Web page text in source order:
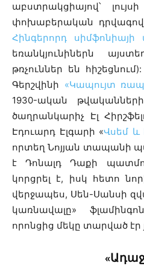
աբստրակցիայով՝
փոխաբերական
Հինգերորդ սիմֆոնիայի
եռանկյունիներն
թռչուններ են
Գերշվինի «Կապույտ
1930-ական
ծաղրանկարիչ Էլ
Էդուարդ Էլգարի «Վսեմ և
որտեղ Նոյյան տապանի
է Դոնալդ Դաքի
կորցրել է, իսկ հետո
վերջապես, Սեն-Սանսի
կառնավալը»
որոնցից մեկը տարված էր